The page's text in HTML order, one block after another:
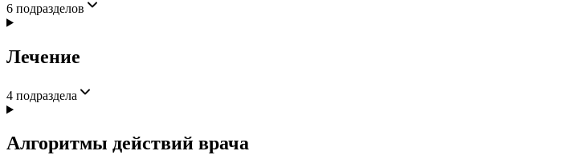
6 подразделов
Лечение
4 подраздела
Алгоритмы действий врача